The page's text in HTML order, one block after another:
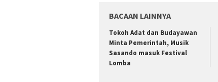
BACAAN LAINNYA
Tokoh Adat dan Budayawan
Minta Pemerintah, Musik
Sasando masuk Festival
Lomba